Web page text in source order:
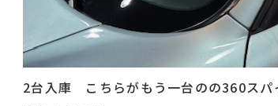
2台入庫 こちらがもう一台のの360ス